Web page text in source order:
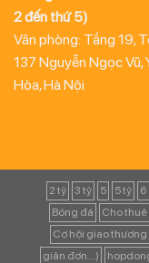
Hòa, Hà Nội
giản đơn...)
Khác
Kinh doanh
máy tính bảng
Ngoại thất
Người